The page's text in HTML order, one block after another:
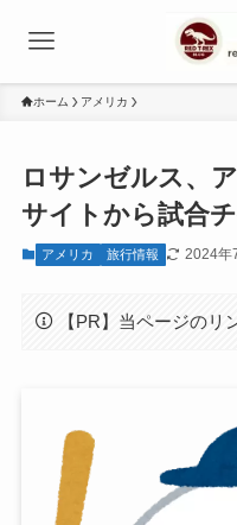
ホーム アメリカ
ロサンゼルス、
サイトから試合
アメリカ 旅行情報 2024年
【PR】当ページのリ